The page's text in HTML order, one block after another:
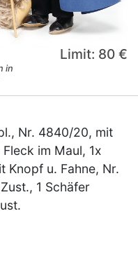
in
Limit: 80 €
Nr. 4840/20, mit
im Maul, 1x
Knopf u. Fahne, Nr.
1 Schäfer